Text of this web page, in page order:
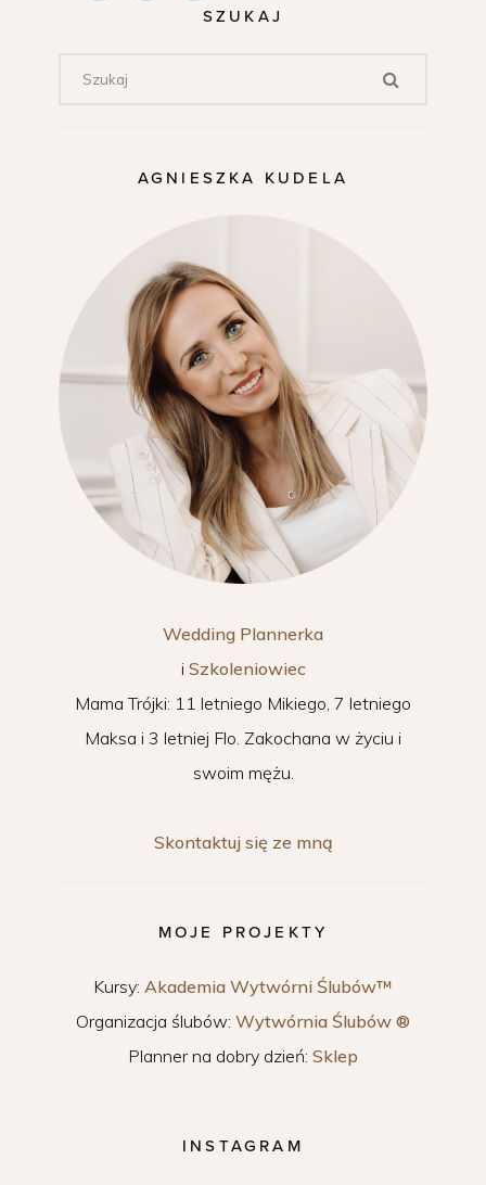
SZUKAJ
AGNIESZKA KUDELA
Wedding Plannerka
i Szkoleniowiec
Mama Trójki: 11 letniego Mikiego, 7 letniego
Maksa i 3 letniej Flo. Zakochana w życiu i
swoim mężu.
Skontaktuj się ze mną
MOJE PROJEKTY
Kursy: Akademia Wytwórni Ślubów™
Organizacja ślubów: Wytwórnia Ślubów ®
Planner na dobry dzień: Sklep
INSTAGRAM